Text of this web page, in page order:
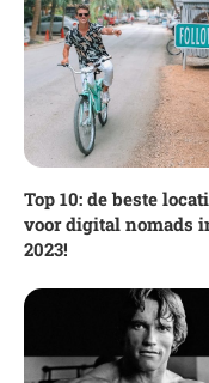
Top 10: de beste
voor digital nomads
2023!